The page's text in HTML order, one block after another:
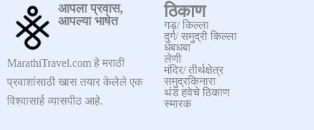
आपला प्रवास,
आपल्या भाषेत
MarathiTravel.com हे मराठी
प्रवाशांसाठी खास तयार केलेले एक
विश्वासार्ह व्यासपीठ आहे.
ठिकाण
गड/ किल्ला
दुर्ग/ समुद्री किल्ला
धबधबा
लेणी
मंदिर/ तीर्थक्षेत्र
समुद्रकिनारा
थंड हवेचे ठिकाण
स्मारक